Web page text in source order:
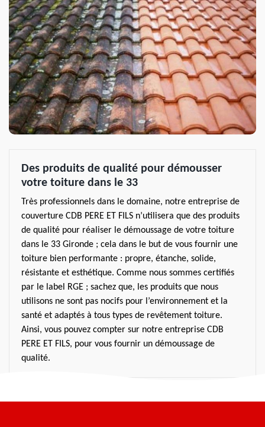
Des produits de qualité pour démousser
votre toiture dans le 33
Très professionnels dans le domaine, notre entreprise de
couverture CDB PERE ET FILS n’utilisera que des produits
de qualité pour réaliser le démoussage de votre toiture
dans le 33 Gironde ; cela dans le but de vous fournir une
toiture bien performante : propre, étanche, solide,
résistante et esthétique. Comme nous sommes certifiés
par le label RGE ; sachez que, les produits que nous
utilisons ne sont pas nocifs pour l’environnement et la
santé et adaptés à tous types de revêtement toiture.
Ainsi, vous pouvez compter sur notre entreprise CDB
PERE ET FILS, pour vous fournir un démoussage de
qualité.